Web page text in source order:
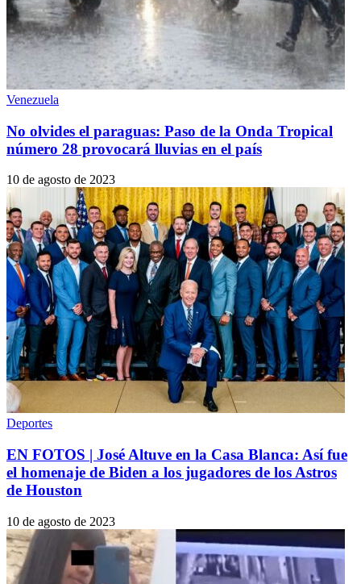
Venezuela
No olvides el paraguas: Paso de la Onda Tropical
número 28 provocará lluvias en el país
10 de agosto de 2023
Deportes
EN FOTOS | José Altuve en la Casa Blanca: Así fue
el homenaje de Biden a los jugadores de los Astros
de Houston
10 de agosto de 2023